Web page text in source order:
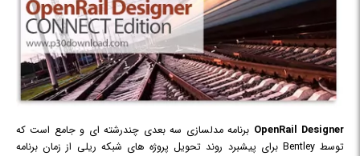
OpenRail Designer برنامه مدلسازی سه بعدی چندرشته ای و جامع است که
توسط Bentley برای پیشبرد روند تحویل پروژه های شبکه ریلی از زمان برنامه